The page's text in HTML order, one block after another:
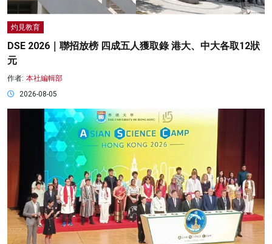
灼見教育
DSE 2026｜聯招放榜 四成五人獲取錄 港大、中大各取12狀
元
作者: 本社編輯部
2026-08-05